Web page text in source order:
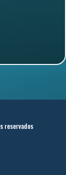
reservados